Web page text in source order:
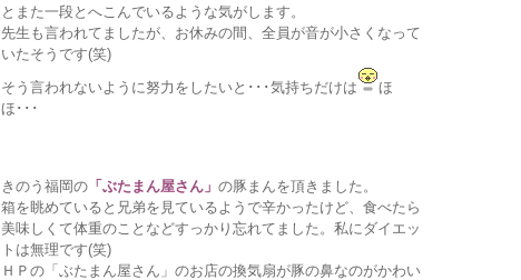
とまた一段とへこんでいるような気がします。
先生も言われてましたが、お休みの間、全員が音が小さくなって
いたそうです(笑)
そう言われないように努力をしたいと･･･気持ちだけは
ほ
ほ･･･
きのう福岡の 「ぶたまん屋さん」 の豚まんを頂きました。
箱を眺めていると兄弟を見ているようで辛かったけど、食べたら
美味しくて体重のことなどすっかり忘れてました。私にダイエッ
トは無理です(笑)
ＨＰの「ぶたまん屋さん」のお店の換気扇が豚の鼻なのがかわい